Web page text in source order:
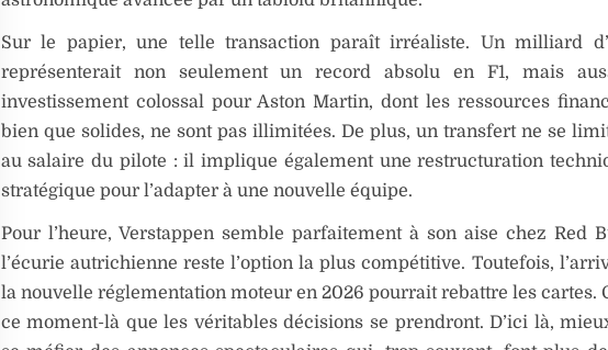
Sur le papier, une telle transaction paraît irréaliste. Un milliard
représenterait non seulement un record absolu en F1, mais
investissement colossal pour Aston Martin, dont les ressources
bien que solides, ne sont pas illimitées. De plus, un transfert ne se
au salaire du pilote : il implique également une restructuration
stratégique pour l’adapter à une nouvelle équipe.
Pour l’heure, Verstappen semble parfaitement à son aise chez Red
l’écurie autrichienne reste l’option la plus compétitive. Toutefois,
la nouvelle réglementation moteur en 2026 pourrait rebattre les cartes.
ce moment-là que les véritables décisions se prendront. D’ici là,